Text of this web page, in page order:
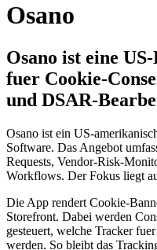
Osano
Osano ist eine
fuer Cookie-
und DSAR-
Osano ist ein US-
Software. Das Angebot
Requests, Vendor-Risk-
Workflows. Der Fokus liegt
Die App rendert Cookie-
Storefront. Dabei werden
gesteuert, welche Tracker
werden. So bleibt das